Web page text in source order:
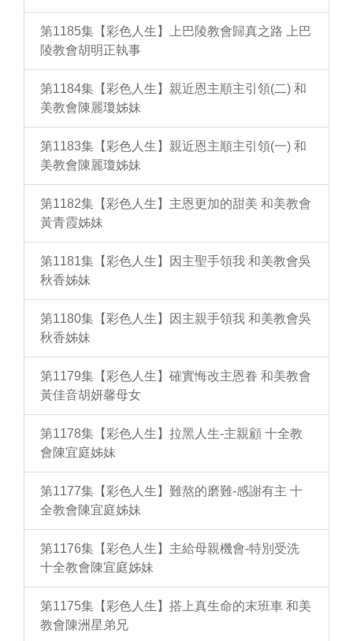
第1185集【彩色人生】上巴陵教會歸真之路 上巴
陵教會胡明正執事
第1184集【彩色人生】親近恩主順主引領(二) 和
美教會陳麗瓊姊妹
第1183集【彩色人生】親近恩主順主引領(一) 和
美教會陳麗瓊姊妹
第1182集【彩色人生】主恩更加的甜美 和美教會
黃青霞姊妹
第1181集【彩色人生】因主聖手領我 和美教會吳
秋香姊妹
第1180集【彩色人生】因主親手領我 和美教會吳
秋香姊妹
第1179集【彩色人生】確實悔改主恩眷 和美教會
黃佳音胡妍馨母女
第1178集【彩色人生】拉黑人生-主親顧 十全教
會陳宜庭姊妹
第1177集【彩色人生】難熬的磨難-感謝有主 十
全教會陳宜庭姊妹
第1176集【彩色人生】主給母親機會-特別受洗
十全教會陳宜庭姊妹
第1175集【彩色人生】搭上真生命的末班車 和美
教會陳洲星弟兄